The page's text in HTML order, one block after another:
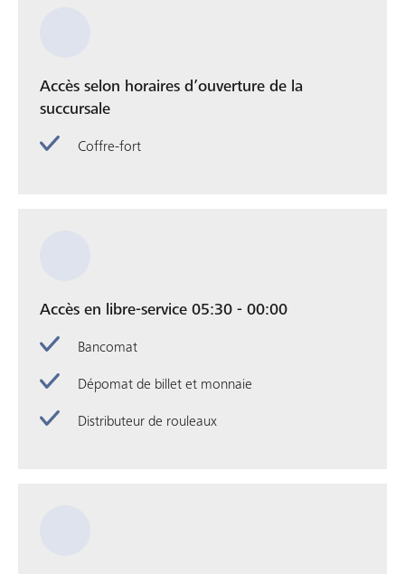
Accès selon horaires d’ouverture de la
succursale
Coffre-fort
Accès en libre-service 05:30 - 00:00
Bancomat
Dépomat de billet et monnaie
Distributeur de rouleaux